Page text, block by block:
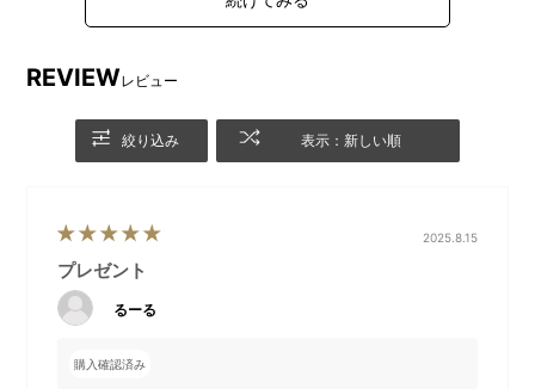
天候を気にせず、ゆったり疲れをケア
たかった新しいお店など選択肢が豊富です。
REVIEWレビュー
絞り込み 表示：新しい順
2025.8.15
プレゼント
るーる
購入確認済み